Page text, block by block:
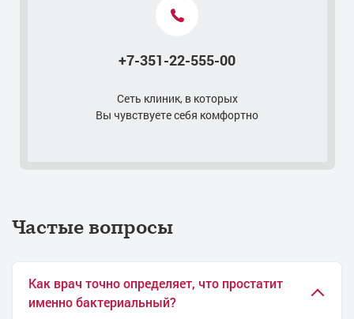
Лечение скрытых инфекций
Лечение орхита
Удаление парауретральной кисты
Удаление папиллом у мужчин в интимных местах
Лечение постита
Лечение фимоза лазером
Лечение частых позывов к мочеиспусканию
+7-351-22-555-00
Сеть клиник, в которых
Вы чувствуете себя комфортно
Частые вопросы
Как врач точно определяет, что простатит
именно бактериальный?